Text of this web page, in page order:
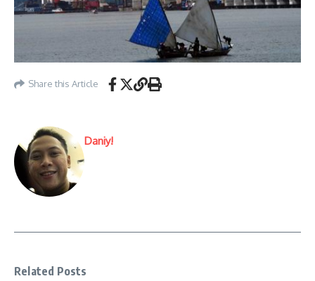
Share this Article
Daniy!
Related Posts